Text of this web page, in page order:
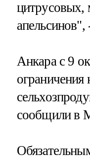
цитрусовых,
апельсинов",
Анкара с 9
ограничения
сообщили в